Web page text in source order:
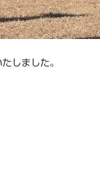
しました。